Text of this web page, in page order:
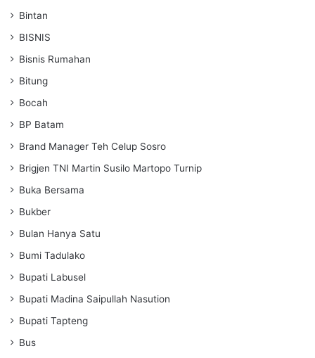
Bintan
BISNIS
Bisnis Rumahan
Bitung
Bocah
BP Batam
Brand Manager Teh Celup Sosro
Brigjen TNI Martin Susilo Martopo Turnip
Buka Bersama
Bukber
Bulan Hanya Satu
Bumi Tadulako
Bupati Labusel
Bupati Madina Saipullah Nasution
Bupati Tapteng
Bus